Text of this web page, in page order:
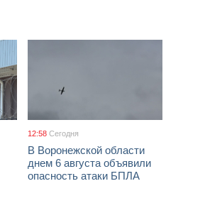
12:58 Сегодня
В Воронежской области
днем 6 августа объявили
опасность атаки БПЛА